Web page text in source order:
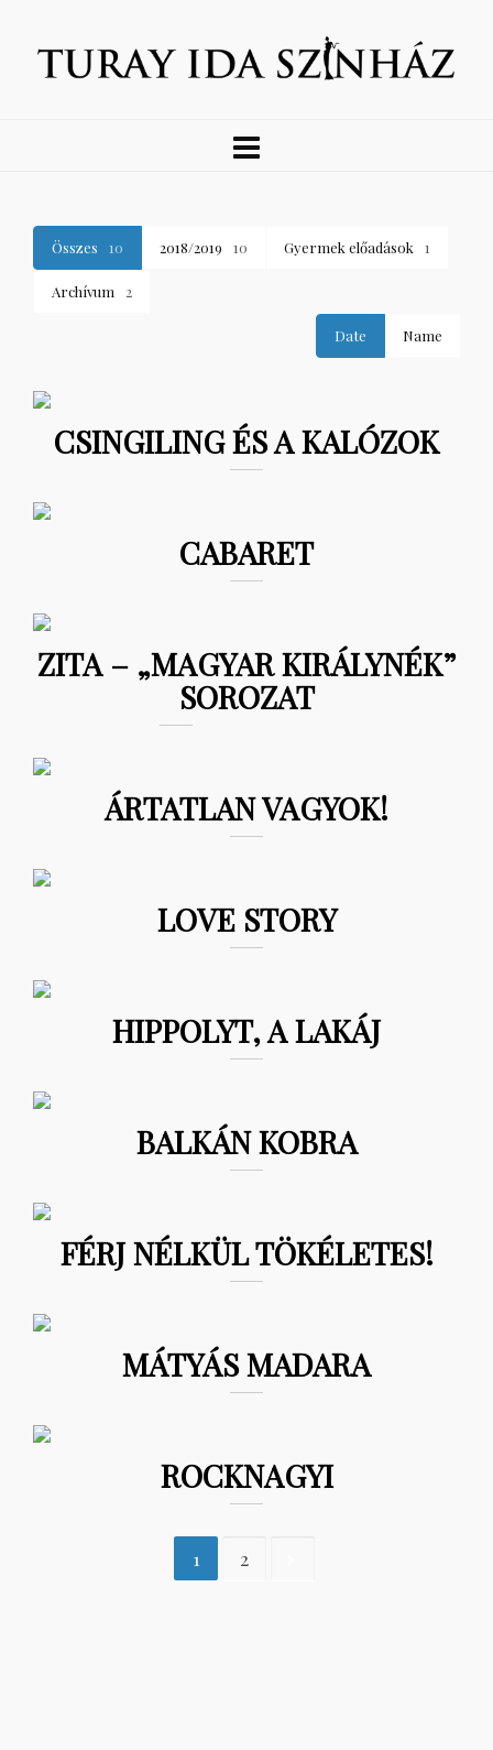
Összes 10 2018/2019 10 Gyermek előadások 1
Archívum 2
Date Name
CSINGILING ÉS A KALÓZOK
CABARET
ZITA – „MAGYAR KIRÁLYNÉK”
SOROZAT
ÁRTATLAN VAGYOK!
LOVE STORY
HIPPOLYT, A LAKÁJ
BALKÁN KOBRA
FÉRJ NÉLKÜL TÖKÉLETES!
MÁTYÁS MADARA
ROCKNAGYI
1 2